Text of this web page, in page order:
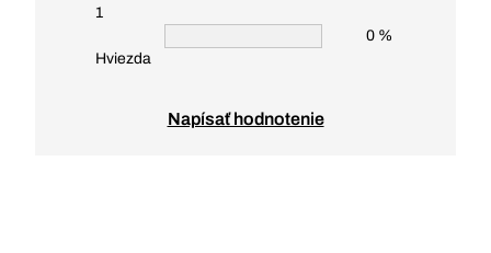
1
Hviezda
0 %
Napísať hodnotenie